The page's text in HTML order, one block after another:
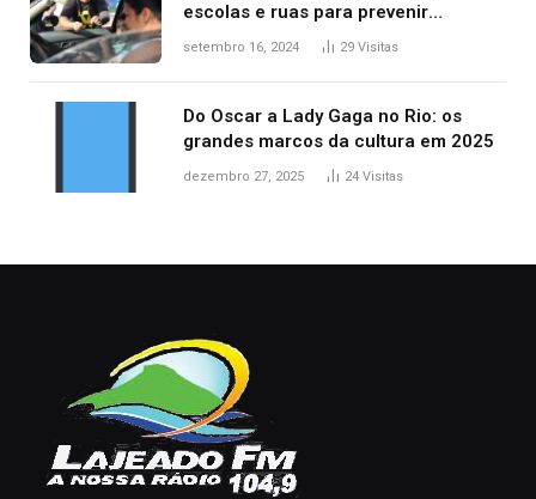
escolas e ruas para prevenir
acidentes no trânsito no AP
setembro 16, 2024 29 Visitas
Do Oscar a Lady Gaga no Rio: os
grandes marcos da cultura em 2025
dezembro 27, 2025 24 Visitas